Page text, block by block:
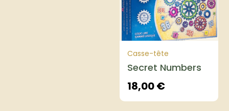
Casse-tête
Secret Numbers
18,00€